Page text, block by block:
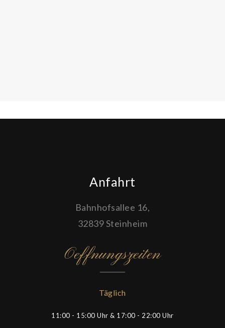
Anfahrt
Bahnhofsallee 16,
32839 Steinheim
Oeffnungszeiten
Täglich
11:00 - 15:00 Uhr & 17:00 - 22:00 Uhr